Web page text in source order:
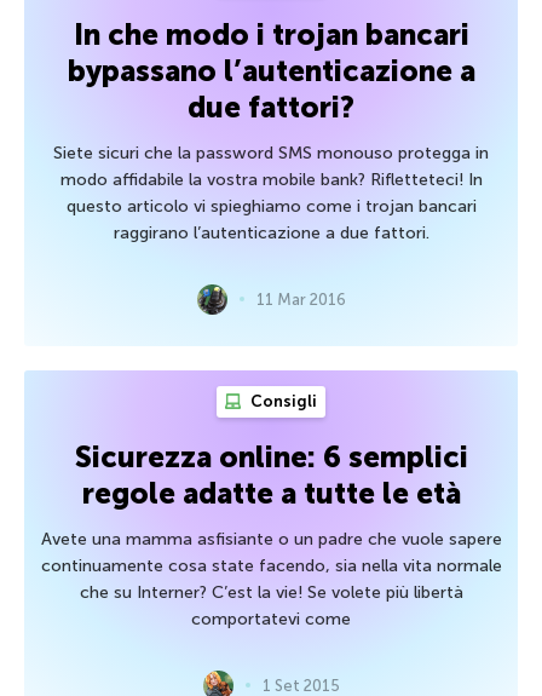
In che modo i trojan bancari
bypassano l’autenticazione a
due fattori?
Siete sicuri che la password SMS monouso protegga in
modo affidabile la vostra mobile bank? Rifletteteci! In
questo articolo vi spieghiamo come i trojan bancari
raggirano l’autenticazione a due fattori.
11 Mar 2016
Consigli
Sicurezza online: 6 semplici
regole adatte a tutte le età
Avete una mamma asfisiante o un padre che vuole sapere
continuamente cosa state facendo, sia nella vita normale
che su Interner? C’est la vie! Se volete più libertà
comportatevi come
1 Set 2015